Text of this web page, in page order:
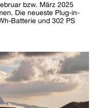
bzw. März 2025
Die neueste Plug-in-
Batterie und 302 PS